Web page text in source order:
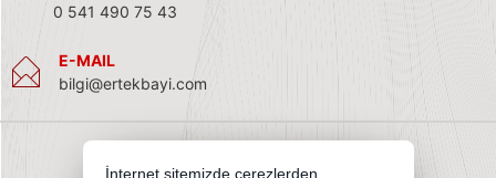
0 541 490 75 43
E-MAIL
bilgi@ertekbayi.com
İnternet sitemizde çerezlerden